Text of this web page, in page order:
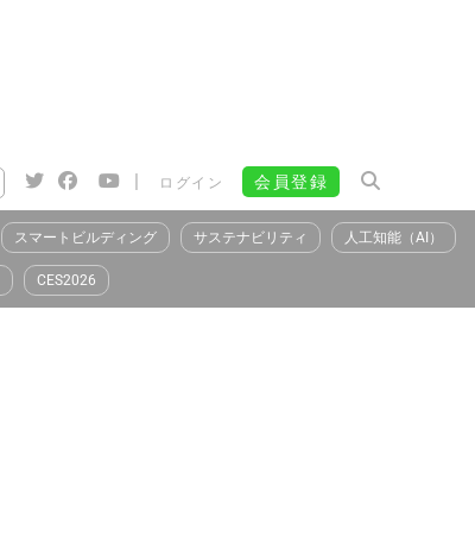
| ログイン 会員登録
スマートビルディング サステナビリティ 人工知能（AI）
CES2026